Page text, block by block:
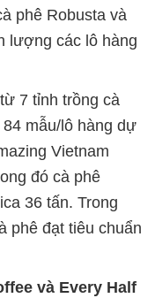
phê Robusta và
lượng các lô hàng
7 tỉnh trồng cà
mẫu/lô hàng dự
Vietnam
đó cà phê
36 tấn. Trong
phê đạt tiêu chuẩn
và Every Half